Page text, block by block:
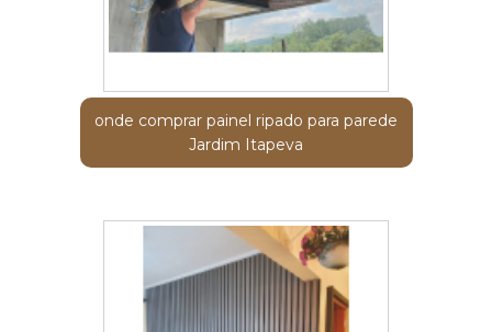
onde comprar painel ripado para parede
Jardim Itapeva